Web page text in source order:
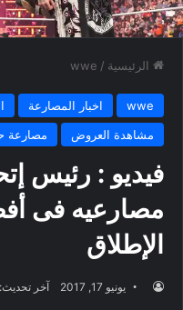
الرئيسية /
wwe
wwe اخبار المصارعة
مشاهدة العروض
مصارعة حرة
مصارعيه فى
الإطلاق
يونيو 17, 2017 آخر تحديث: مايو